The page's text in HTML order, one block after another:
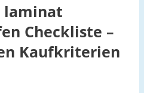
laminat
Checkliste –
Kaufkriterien